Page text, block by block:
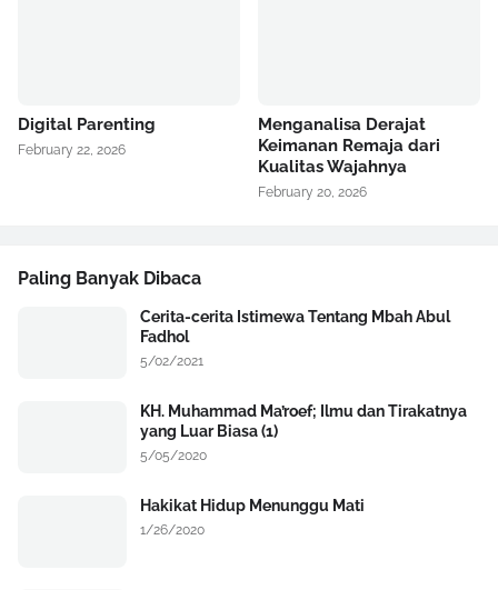
Digital Parenting
February 22, 2026
Menganalisa Derajat
Keimanan Remaja dari
Kualitas Wajahnya
February 20, 2026
Paling Banyak Dibaca
Cerita-cerita Istimewa Tentang Mbah Abul
Fadhol
5/02/2021
KH. Muhammad Ma’roef; Ilmu dan Tirakatnya
yang Luar Biasa (1)
5/05/2020
Hakikat Hidup Menunggu Mati
1/26/2020